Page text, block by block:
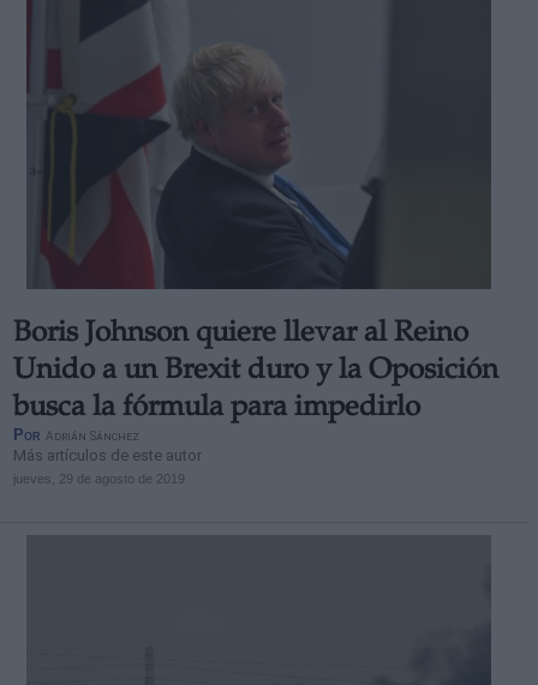
Boris Johnson quiere llevar al Reino
Unido a un Brexit duro y la Oposición
busca la fórmula para impedirlo
Por Adrián Sánchez
Más artículos de este autor
jueves, 29 de agosto de 2019